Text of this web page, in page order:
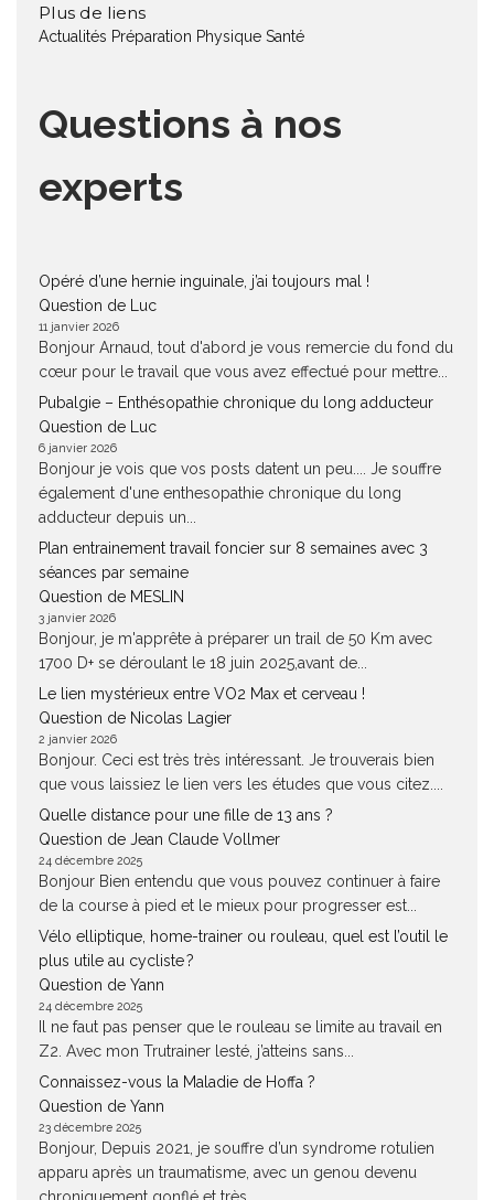
Plus de liens
Actualités Préparation Physique Santé
Questions à nos
experts
Opéré d’une hernie inguinale, j’ai toujours mal !
Question de Luc
11 janvier 2026
Bonjour Arnaud, tout d'abord je vous remercie du fond du
cœur pour le travail que vous avez effectué pour mettre...
Pubalgie – Enthésopathie chronique du long adducteur
Question de Luc
6 janvier 2026
Bonjour je vois que vos posts datent un peu.... Je souffre
également d'une enthesopathie chronique du long
adducteur depuis un...
Plan entrainement travail foncier sur 8 semaines avec 3
séances par semaine
Question de MESLIN
3 janvier 2026
Bonjour, je m'apprête à préparer un trail de 50 Km avec
1700 D+ se déroulant le 18 juin 2025,avant de...
Le lien mystérieux entre VO2 Max et cerveau !
Question de Nicolas Lagier
2 janvier 2026
Bonjour. Ceci est très très intéressant. Je trouverais bien
que vous laissiez le lien vers les études que vous citez....
Quelle distance pour une fille de 13 ans ?
Question de Jean Claude Vollmer
24 décembre 2025
Bonjour Bien entendu que vous pouvez continuer à faire
de la course à pied et le mieux pour progresser est...
Vélo elliptique, home-trainer ou rouleau, quel est l’outil le
plus utile au cycliste ?
Question de Yann
24 décembre 2025
Il ne faut pas penser que le rouleau se limite au travail en
Z2. Avec mon Trutrainer lesté, j’atteins sans...
Connaissez-vous la Maladie de Hoffa ?
Question de Yann
23 décembre 2025
Bonjour, Depuis 2021, je souffre d’un syndrome rotulien
apparu après un traumatisme, avec un genou devenu